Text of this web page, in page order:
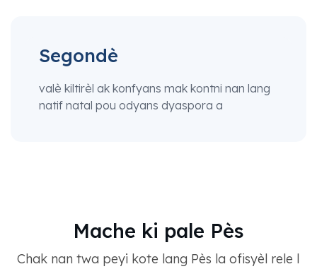
Segondè
valè kiltirèl ak konfyans mak kontni nan lang
natif natal pou odyans dyaspora a
Mache ki pale Pès
Chak nan twa peyi kote lang Pès la ofisyèl rele l